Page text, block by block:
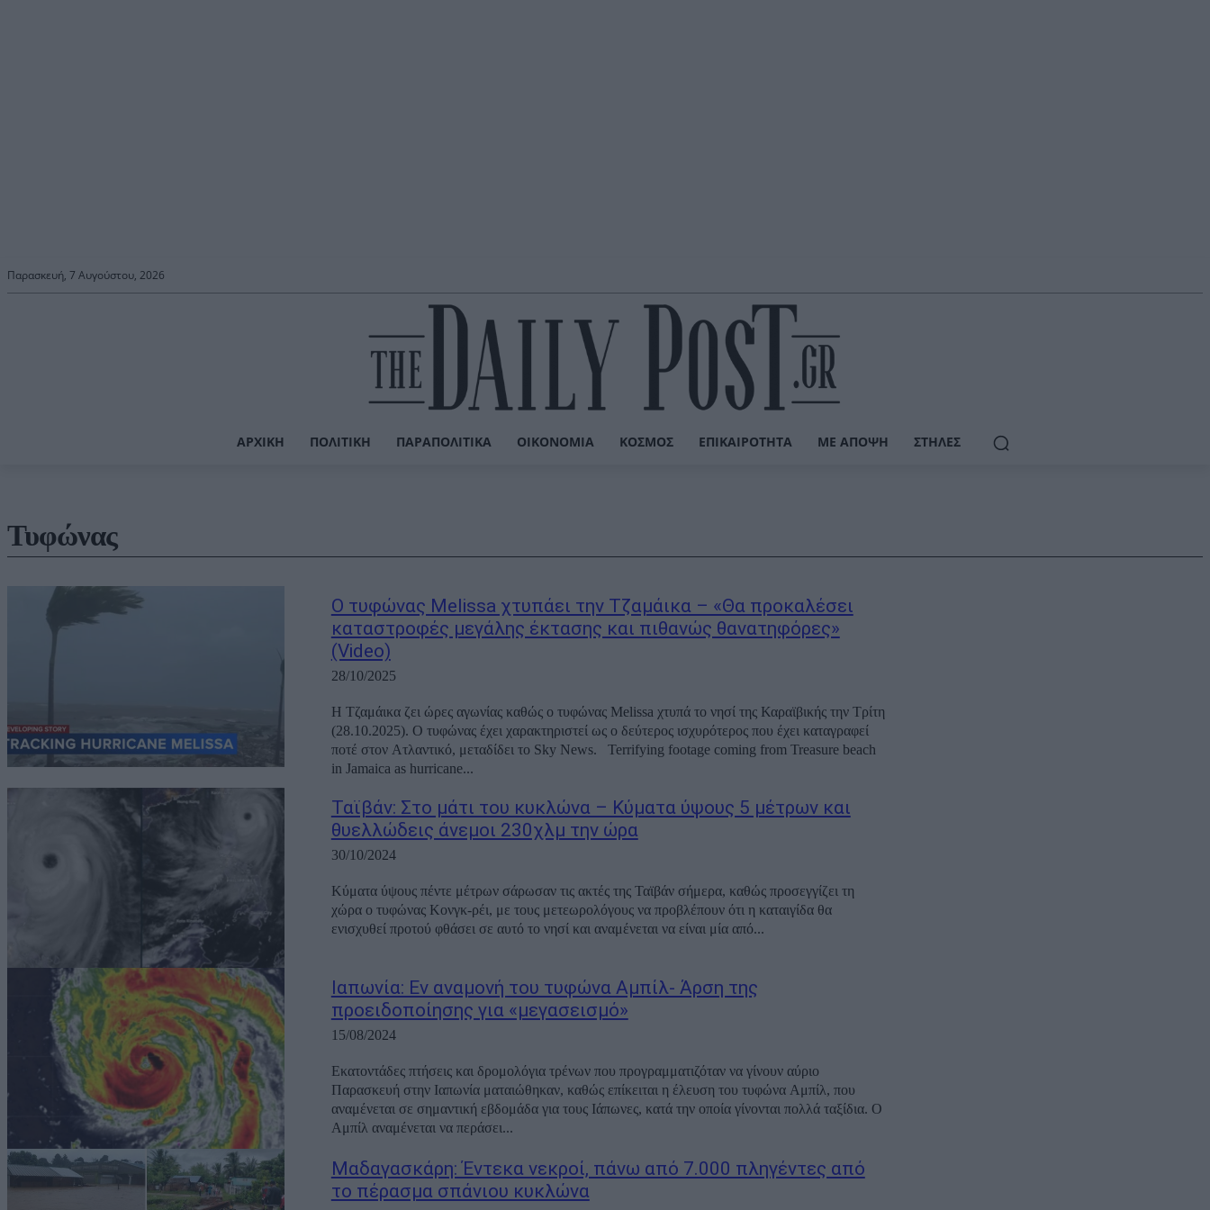
Παρασκευή, 7 Αυγούστου, 2026
ΑΡΧΙΚΉ ΠΟΛΙΤΙΚΉ ΠΑΡΑΠΟΛΙΤΙΚΆ ΟΙΚΟΝΟΜΊΑ ΚΌΣΜΟΣ ΕΠΙΚΑΙΡΌΤΗΤΑ ΜΕ ΆΠΟΨΗ ΣΤΉΛΕΣ
Τυφώνας
Ο τυφώνας Melissa χτυπάει την Τζαμάικα – «Θα προκαλέσει
καταστροφές μεγάλης έκτασης και πιθανώς θανατηφόρες»
(Video)
28/10/2025
Η Τζαμάικα ζει ώρες αγωνίας καθώς ο τυφώνας Melissa χτυπά το νησί της Καραϊβικής την Τρίτη
(28.10.2025). Ο τυφώνας έχει χαρακτηριστεί ως ο δεύτερος ισχυρότερος που έχει καταγραφεί
ποτέ στον Ατλαντικό, μεταδίδει το Sky News. Terrifying footage coming from Treasure beach
in Jamaica as hurricane...
Ταϊβάν: Στο μάτι του κυκλώνα – Κύματα ύψους 5 μέτρων και
θυελλώδεις άνεμοι 230χλμ την ώρα
30/10/2024
Κύματα ύψους πέντε μέτρων σάρωσαν τις ακτές της Ταϊβάν σήμερα, καθώς προσεγγίζει τη
χώρα ο τυφώνας Κονγκ-ρέι, με τους μετεωρολόγους να προβλέπουν ότι η καταιγίδα θα
ενισχυθεί προτού φθάσει σε αυτό το νησί και αναμένεται να είναι μία από...
Ιαπωνία: Εν αναμονή του τυφώνα Αμπίλ- Άρση της
προειδοποίησης για «μεγασεισμό»
15/08/2024
Εκατοντάδες πτήσεις και δρομολόγια τρένων που προγραμματιζόταν να γίνουν αύριο
Παρασκευή στην Ιαπωνία ματαιώθηκαν, καθώς επίκειται η έλευση του τυφώνα Αμπίλ, που
αναμένεται σε σημαντική εβδομάδα για τους Ιάπωνες, κατά την οποία γίνονται πολλά ταξίδια. Ο
Αμπίλ αναμένεται να περάσει...
Μαδαγασκάρη: Έντεκα νεκροί, πάνω από 7.000 πληγέντες από
το πέρασμα σπάνιου κυκλώνα